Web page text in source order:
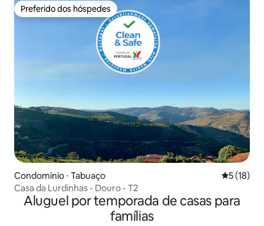
Preferido dos hóspedes
Preferido dos hóspedes
Condomínio ⋅ Tabuaço 5 de uma
5 (18)
Casa da Lurdinhas - Douro - T2
Aluguel por temporada de casas para
famílias